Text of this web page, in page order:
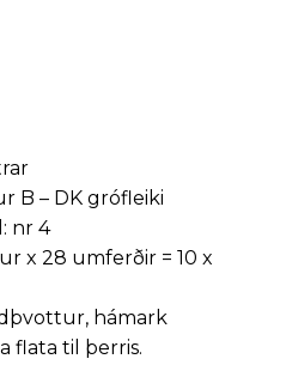
B – DK grófleiki
nr 4
x 28 umferðir = 10 x
hámark
flata til þerris.